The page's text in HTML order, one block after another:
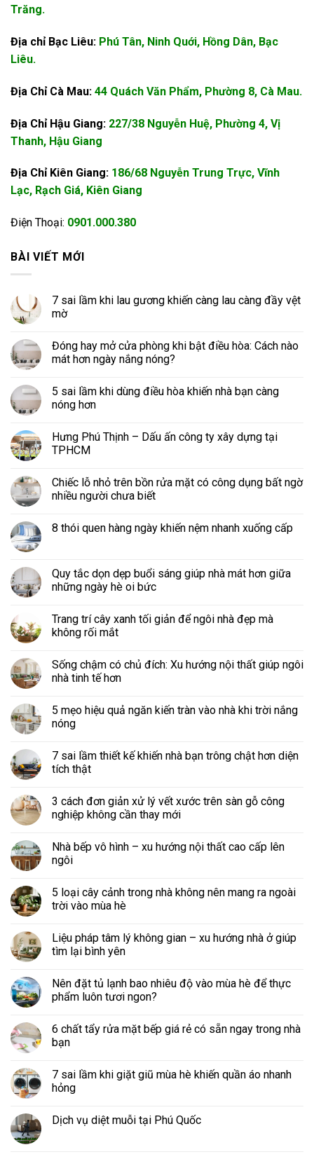
Trăng.
Địa chỉ Bạc Liêu: Phú Tân, Ninh Quới, Hồng Dân, Bạc
Liêu.
Địa Chỉ Cà Mau: 44 Quách Văn Phẩm, Phường 8, Cà Mau.
Địa Chỉ Hậu Giang: 227/38 Nguyễn Huệ, Phường 4, Vị
Thanh, Hậu Giang
Địa Chỉ Kiên Giang: 186/68 Nguyễn Trung Trực, Vĩnh
Lạc, Rạch Giá, Kiên Giang
Điện Thoại: 0901.000.380
BÀI VIẾT MỚI
7 sai lầm khi lau gương khiến càng lau càng đầy vệt
mờ
Đóng hay mở cửa phòng khi bật điều hòa: Cách nào
mát hơn ngày nắng nóng?
5 sai lầm khi dùng điều hòa khiến nhà bạn càng
nóng hơn
Hưng Phú Thịnh – Dấu ấn công ty xây dựng tại
TPHCM
Chiếc lỗ nhỏ trên bồn rửa mặt có công dụng bất ngờ
nhiều người chưa biết
8 thói quen hàng ngày khiến nệm nhanh xuống cấp
Quy tắc dọn dẹp buổi sáng giúp nhà mát hơn giữa
những ngày hè oi bức
Trang trí cây xanh tối giản để ngôi nhà đẹp mà
không rối mắt
Sống chậm có chủ đích: Xu hướng nội thất giúp ngôi
nhà tinh tế hơn
5 mẹo hiệu quả ngăn kiến tràn vào nhà khi trời nắng
nóng
7 sai lầm thiết kế khiến nhà bạn trông chật hơn diện
tích thật
3 cách đơn giản xử lý vết xước trên sàn gỗ công
nghiệp không cần thay mới
Nhà bếp vô hình – xu hướng nội thất cao cấp lên
ngôi
5 loại cây cảnh trong nhà không nên mang ra ngoài
trời vào mùa hè
Liệu pháp tâm lý không gian – xu hướng nhà ở giúp
tìm lại bình yên
Nên đặt tủ lạnh bao nhiêu độ vào mùa hè để thực
phẩm luôn tươi ngon?
6 chất tẩy rửa mặt bếp giá rẻ có sẵn ngay trong nhà
bạn
7 sai lầm khi giặt giũ mùa hè khiến quần áo nhanh
hỏng
Dịch vụ diệt muỗi tại Phú Quốc